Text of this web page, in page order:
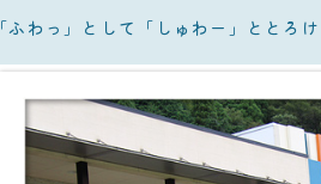
「ふわっ」として「しゅわー」ととろ